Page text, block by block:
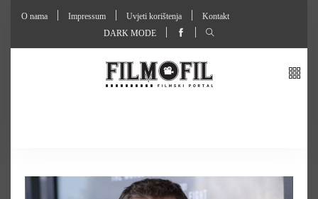
O nama Impressum Uvjeti korištenja
Kontakt
DARK MODE